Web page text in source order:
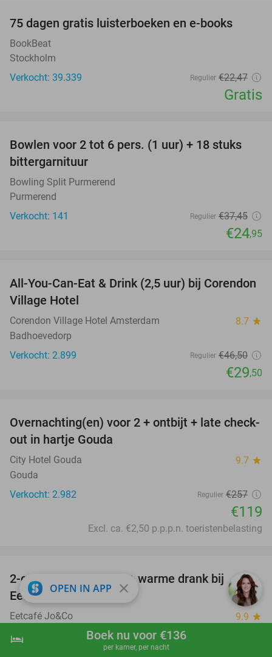
shopping_cart Boek nu
hotel Boek nu voor €136
per kamer, per nacht
75 dagen gratis luisterboeken en e-books
BookBeat
Stockholm
Verkocht: 39.339
Regulier €22,47
Gratis
33%
Bowlen voor 2 tot 6 pers. (1 uur) + 18 stuks
bittergarnituur
Bowling Split Purmerend
Purmerend
Verkocht: 141
Regulier €37,45
€24,95
37%
All-You-Can-Eat & Drink (2,5 uur) bij Corendon
Village Hotel
Corendon Village Hotel Amsterdam 8.7 star
Badhoevedorp
Verkocht: 2.899
Regulier €46,50
€29,50
54%
Overnachting(en) voor 2 + ontbijt + late check-
out in hartje Gouda
City Hotel Gouda 9.7 star
Gouda
Verkocht: 2.982
Regulier €257
€119
Excl. ca. €2,50 p.p.p.n. toeristenbelasting
34%
2-gangen keuzelunch + warme drank bij
Eetcafé Jo&Co
Eetcafé Jo&Co 9.9 star
OPEN IN APP close